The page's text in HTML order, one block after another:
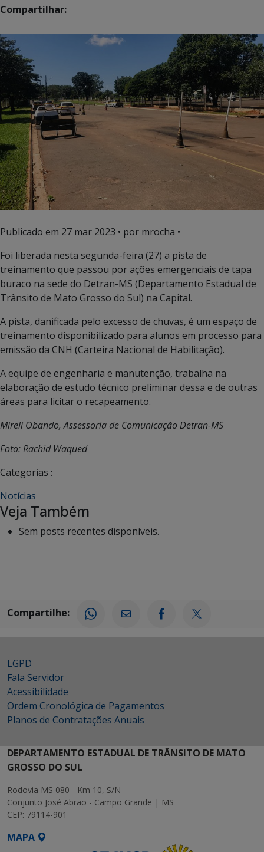
Compartilhar:
Publicado em 27 mar 2023 • por mrocha •
Foi liberada nesta segunda-feira (27) a pista de
treinamento que passou por ações emergenciais de tapa
buraco na sede do Detran-MS (Departamento Estadual de
Trânsito de Mato Grosso do Sul) na Capital.
A pista, danificada pelo excesso de chuvas, é um espaço de
treinamento disponibilizado para alunos em processo para
emissão da CNH (Carteira Nacional de Habilitação).
A equipe de engenharia e manutenção, trabalha na
elaboração de estudo técnico preliminar dessa e de outras
áreas para licitar o recapeamento.
Mireli Obando, Assessoria de Comunicação Detran-MS
Foto: Rachid Waqued
Categorias :
Notícias
Veja Também
Sem posts recentes disponíveis.
Compartilhe:
LGPD
Fala Servidor
Acessibilidade
Ordem Cronológica de Pagamentos
Planos de Contratações Anuais
DEPARTAMENTO ESTADUAL DE TRÂNSITO DE MATO
GROSSO DO SUL
Rodovia MS 080 - Km 10, S/N
Conjunto José Abrão - Campo Grande | MS
CEP: 79114-901
MAPA